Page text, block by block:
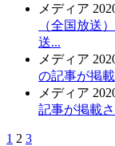
メディア
（全国放送
送...
メディア
の記事が掲
メディア
記事が掲載
1 2 3